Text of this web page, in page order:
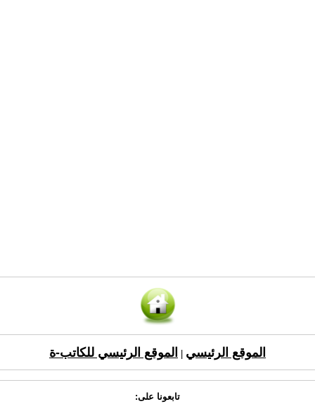
الموقع الرئيسي الموقع الرئيسي للكاتب-ة
تابعونا على: